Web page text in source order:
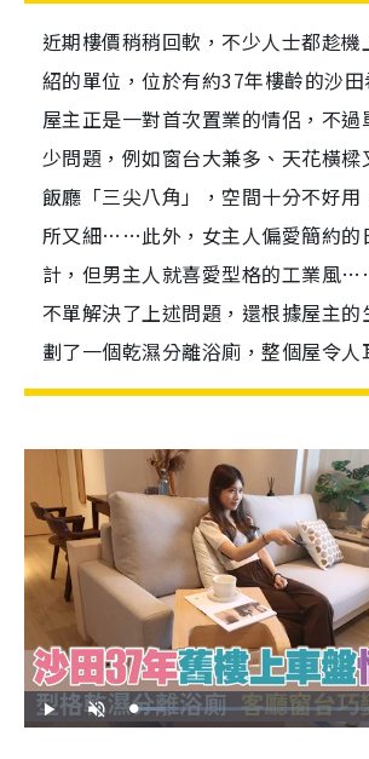
近期樓價稍稍回軟，不少人士都趁機
紹的單位，位於有約37年樓齡的沙田
屋主正是一對首次置業的情侶，不過
少問題，例如窗台大兼多、天花橫樑
飯廳「三尖八角」，空間十分不好用
所又細……此外，女主人偏愛簡約的
計，但男主人就喜愛型格的工業風
不單解決了上述問題，還根據屋主的
劃了一個乾濕分離浴廁，整個屋令人
Play Unmute Loaded:
11.65%